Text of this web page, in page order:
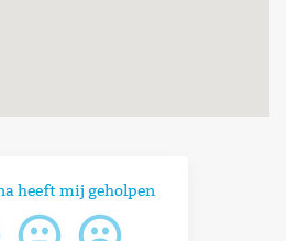
heeft mij geholpen